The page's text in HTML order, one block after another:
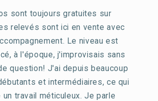
sont toujours gratuites sur
relevés sont ici en vente avec
Le niveau est
à l'époque, j'improvisais sans
question! J'ai depuis beaucoup
et intermédiaires, ce qui
travail méticuleux. Je parle